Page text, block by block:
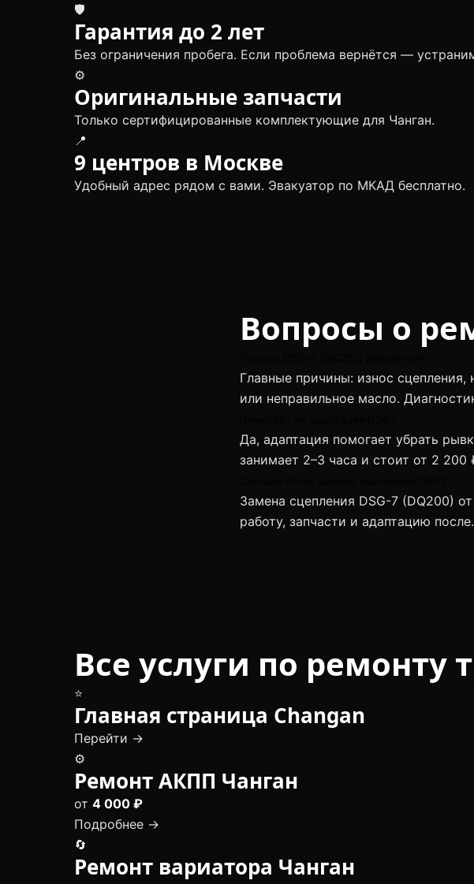
🛡
Гарантия до 2 лет
Без ограничения пробега. Если проблема вернётся —
⚙️
Оригинальные запчасти
Только сертифицированные комплектующие для Чанган.
📍
9 центров в Москве
Удобный адрес рядом с вами. Эвакуатор по МКАД бесплатно.
Вопросы о
Главные причины: износ
или неправильное масло.
Да, адаптация помогает убрать
занимает 2–3 часа и стоит от 2 200
Замена сцепления DSG-7 (DQ200)
работу, запчасти и адаптацию после.
Все услуги по ремонту
⭐
Главная страница Changan
Перейти →
⚙️
Ремонт АКПП Чанган
от 4 000 ₽
Подробнее →
🔄
Ремонт вариатора Чанган